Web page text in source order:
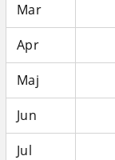
Mar
Apr
Maj
Jun
Jul